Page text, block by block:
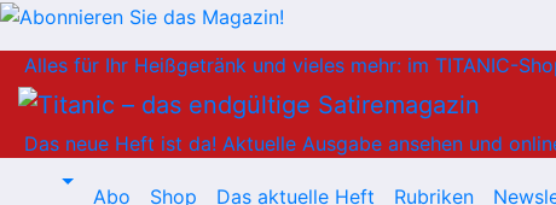
Inhalt
springen
Alles für Ihr Heißgetränk und vieles mehr: im TITANIC-
Das neue Heft ist da! Aktuelle Ausgabe ansehen und
Abo Shop Das aktuelle Heft Rubriken